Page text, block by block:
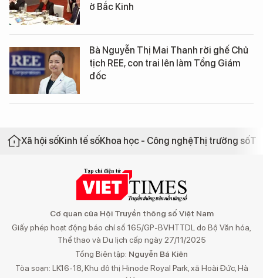
ở Bắc Kinh
Bà Nguyễn Thị Mai Thanh rời ghế Chủ
tịch REE, con trai lên làm Tổng Giám
đốc
Xã hội sốKinh tế sốKhoa học - Công nghệThị trường số
Cơ quan của Hội Truyền thông số Việt Nam
Giấy phép hoạt động báo chí số 165/GP-BVHTTDL do Bộ Văn hóa,
Thể thao và Du lịch cấp ngày 27/11/2025
Tổng Biên tập: Nguyễn Bá Kiên
Tòa soạn: LK16-18, Khu đô thị Hinode Royal Park, xã Hoài Đức, Hà